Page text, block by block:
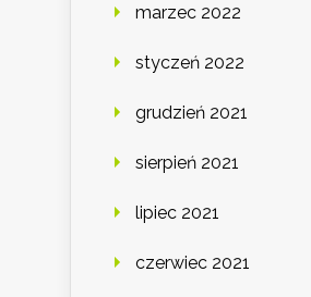
marzec 2022
styczeń 2022
grudzień 2021
sierpień 2021
lipiec 2021
czerwiec 2021